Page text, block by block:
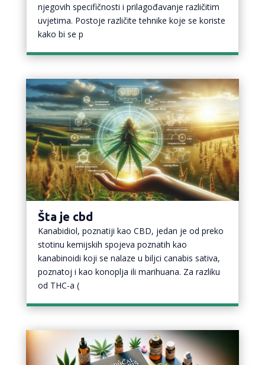
njegovih specifičnosti i prilagođavanje različitim
uvjetima. Postoje različite tehnike koje se koriste
kako bi se p
Šta je cbd
Kanabidiol, poznatiji kao CBD, jedan je od preko
stotinu kemijskih spojeva poznatih kao
kanabinoidi koji se nalaze u biljci canabis sativa,
poznatoj i kao konoplja ili marihuana. Za razliku
od THC-a (